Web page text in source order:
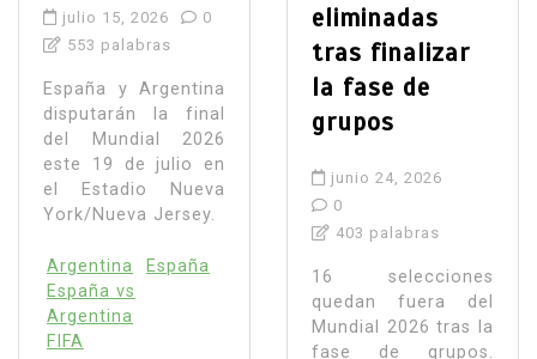
julio 15, 2026
0
553 palabras
España y Argentina
disputarán la final
del Mundial 2026
este 19 de julio en
el Estadio Nueva
York/Nueva Jersey.
Argentina
España
España vs
Argentina
FIFA
eliminadas
tras finalizar
la fase de
grupos
junio 24, 2026
0
403 palabras
16 selecciones
quedan fuera del
Mundial 2026 tras la
fase de grupos.